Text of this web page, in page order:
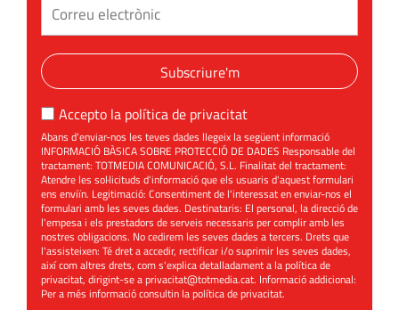
Subscriure'm
Accepto la política de privacitat
Abans d'enviar-nos les teves dades llegeix la següent informació
INFORMACIÓ BÀSICA SOBRE PROTECCIÓ DE DADES Responsable del
tractament: TOTMEDIA COMUNICACIÓ, S.L. Finalitat del tractament:
Atendre les sol·licituds d'informació que els usuaris d'aquest formulari
ens enviïn. Legitimació: Consentiment de l'interessat en enviar-nos el
formulari amb les seves dades. Destinataris: El personal, la direcció de
l'empesa i els prestadors de serveis necessaris per complir amb les
nostres obligacions. No cedirem les seves dades a tercers. Drets que
l'assisteixen: Té dret a accedir, rectificar i/o suprimir les seves dades,
així com altres drets, com s'explica detalladament a la política de
privacitat, dirigint-se aprivacitat@totmedia.cat. Informació addicional:
Per a més informació consultin lapolítica de privacitat.